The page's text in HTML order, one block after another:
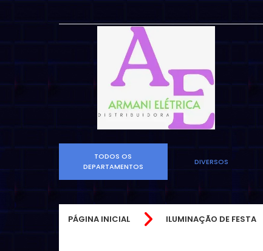
TODOS OS
DEPARTAMENTOS
DIVERSOS
PÁGINA INICIAL ILUMINAÇÃO DE FESTA